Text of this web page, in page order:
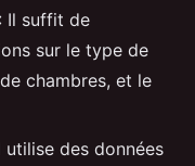
: Il suffit de
sur le type de
chambres, et le
utilise des données